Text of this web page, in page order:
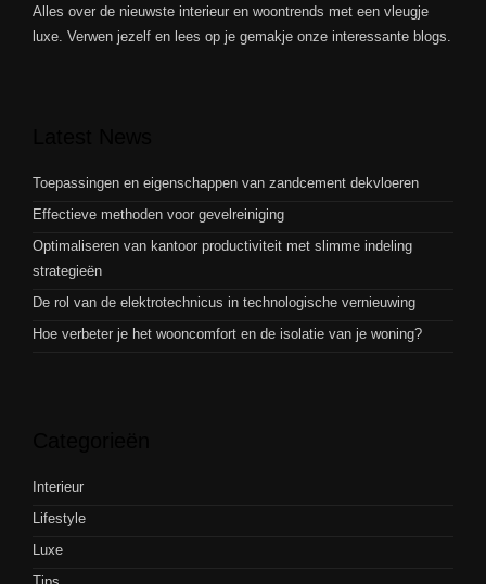
Alles over de nieuwste interieur en woontrends met een vleugje
luxe. Verwen jezelf en lees op je gemakje onze interessante blogs.
Toepassingen en eigenschappen van zandcement dekvloeren
Effectieve methoden voor gevelreiniging
Optimaliseren van kantoor productiviteit met slimme indeling
strategieën
De rol van de elektrotechnicus in technologische vernieuwing
Hoe verbeter je het wooncomfort en de isolatie van je woning?
Interieur
Lifestyle
Luxe